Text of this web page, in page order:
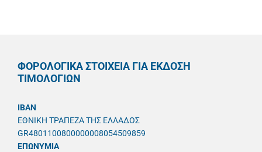
ΦΟΡΟΛΟΓΙΚΑ ΣΤΟΙΧΕΙΑ ΓΙΑ ΕΚΔΟΣΗ
ΤΙΜΟΛΟΓΙΩΝ
IBAN
ΕΘΝΙΚΗ ΤΡΑΠΕΖΑ ΤΗΣ ΕΛΛΑΔΟΣ
GR4801100800000008054509859
ΕΠΩΝΥΜΙΑ